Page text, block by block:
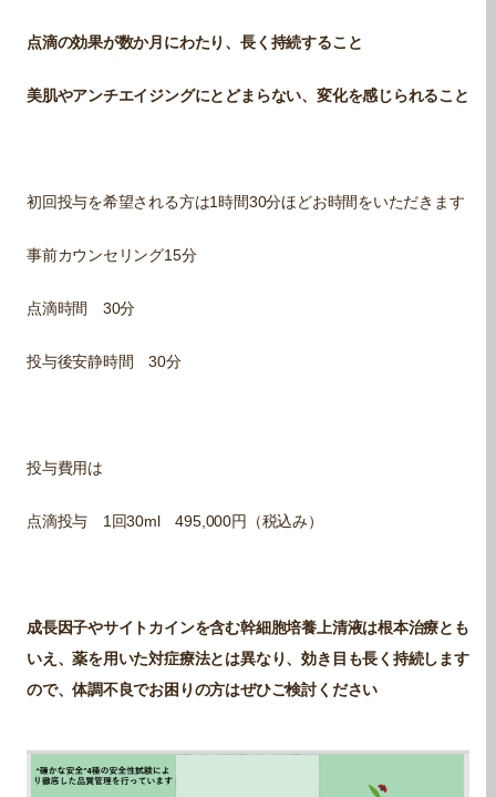
点滴の効果が数か月にわたり、長く持続すること
美肌やアンチエイジングにとどまらない、変化を感じられること
初回投与を希望される方は1時間30分ほどお時間をいただきます
事前カウンセリング15分
点滴時間 30分
投与後安静時間 30分
投与費用は
点滴投与 1回30ml 495,000円（税込み）
成長因子やサイトカインを含む幹細胞培養上清液は根本治療とも
いえ、薬を用いた対症療法とは異なり、効き目も長く持続します
ので、体調不良でお困りの方はぜひご検討ください